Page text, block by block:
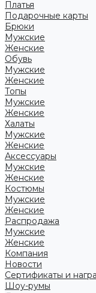
Платья
Подарочные карты
Брюки
Мужские
Женские
Обувь
Мужские
Женские
Топы
Мужские
Женские
Халаты
Мужские
Женские
Аксессуары
Мужские
Женские
Костюмы
Мужские
Женские
Распродажа
Мужские
Женские
Компания
Новости
Сертификаты и
Шоу-румы